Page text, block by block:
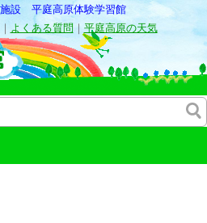
設 平庭高原体験学習館
｜ よくある質問 ｜ 平庭高原の天気